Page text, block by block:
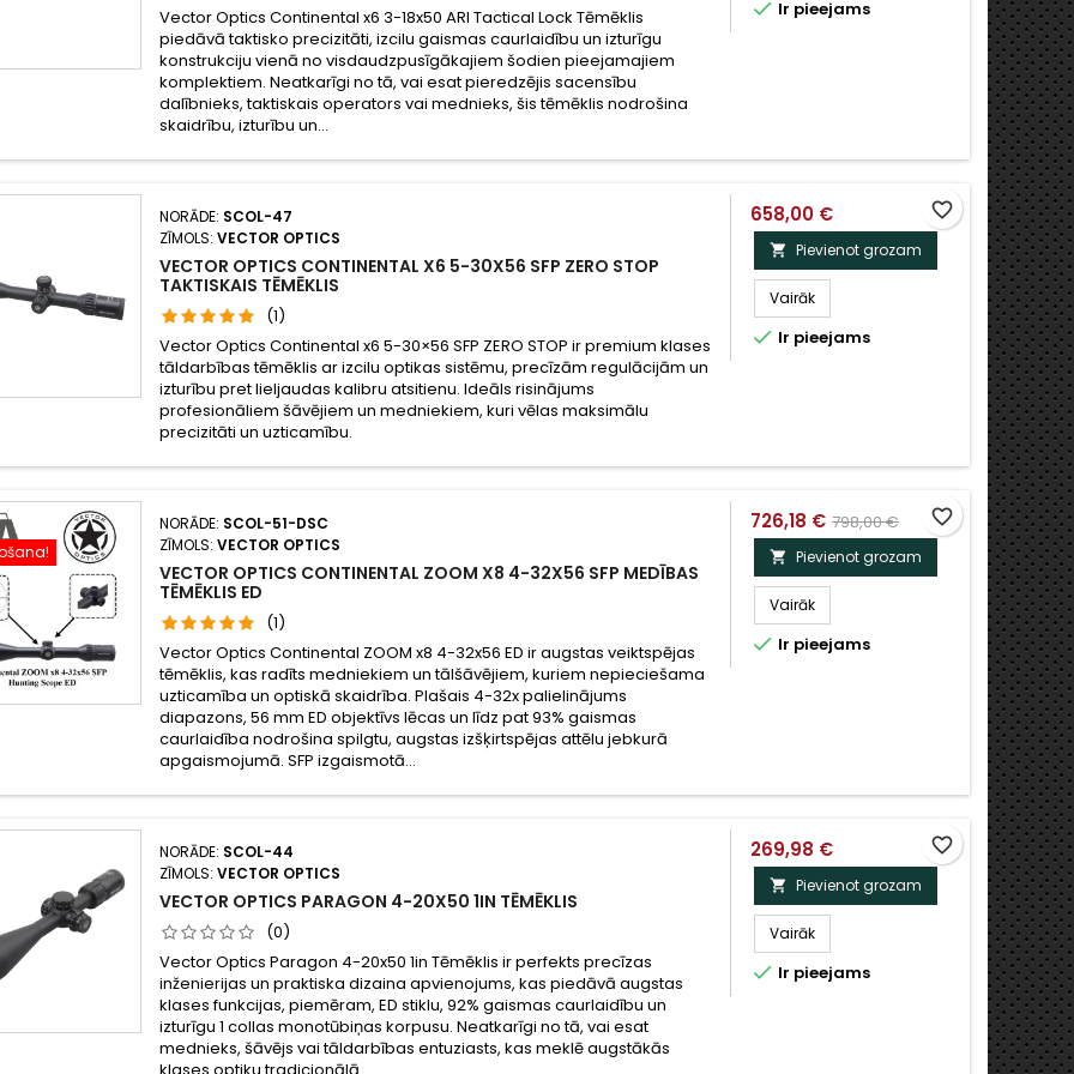
Vector Optics Continental x6 3-18x50 ARI Tactical Lock Tēmēklis
piedāvā taktisko precizitāti, izcilu gaismas caurlaidību un izturīgu
konstrukciju vienā no visdaudzpusīgākajiem šodien pieejamajiem
komplektiem. Neatkarīgi no tā, vai esat pieredzējis sacensību
dalībnieks, taktiskais operators vai mednieks, šis tēmēklis nodrošina
skaidrību, izturību un...
 Ir pieejams
NORĀDE: SCOL-47
ZĪMOLS:VECTOR OPTICS
VECTOR OPTICS CONTINENTAL X6 5-30X56 SFP ZERO STOP
TAKTISKAIS TĒMĒKLIS
(1)
Vector Optics Continental x6 5-30×56 SFP ZERO STOP ir premium klases
tāldarbības tēmēklis ar izcilu optikas sistēmu, precīzām regulācijām un
izturību pret lieljaudas kalibru atsitienu. Ideāls risinājums
profesionāliem šāvējiem un medniekiem, kuri vēlas maksimālu
precizitāti un uzticamību.
658,00 €
 Pievienot grozam
Vairāk
 Ir pieejams
favorite_border
NORĀDE: SCOL-51-DSC
ZĪMOLS:VECTOR OPTICS
VECTOR OPTICS CONTINENTAL ZOOM X8 4-32X56 SFP MEDĪBAS
TĒMĒKLIS ED
(1)
Vector Optics Continental ZOOM x8 4-32x56 ED ir augstas veiktspējas
tēmēklis, kas radīts medniekiem un tālšāvējiem, kuriem nepieciešama
uzticamība un optiskā skaidrība. Plašais 4-32x palielinājums
diapazons, 56 mm ED objektīvs lēcas un līdz pat 93% gaismas
caurlaidība nodrošina spilgtu, augstas izšķirtspējas attēlu jebkurā
apgaismojumā. SFP izgaismotā...
726,18 € 798,00 €
 Pievienot grozam
Vairāk
 Ir pieejams
favorite_border
NORĀDE: SCOL-44
ZĪMOLS:VECTOR OPTICS
VECTOR OPTICS PARAGON 4-20X50 1IN TĒMĒKLIS
(0)
Vector Optics Paragon 4-20x50 1in Tēmēklis ir perfekts precīzas
inženierijas un praktiska dizaina apvienojums, kas piedāvā augstas
klases funkcijas, piemēram, ED stiklu, 92% gaismas caurlaidību un
izturīgu 1 collas monotūbiņas korpusu. Neatkarīgi no tā, vai esat
mednieks, šāvējs vai tāldarbības entuziasts, kas meklē augstākās
269,98 €
 Pievienot grozam
Vairāk
 Ir pieejams
favorite_border